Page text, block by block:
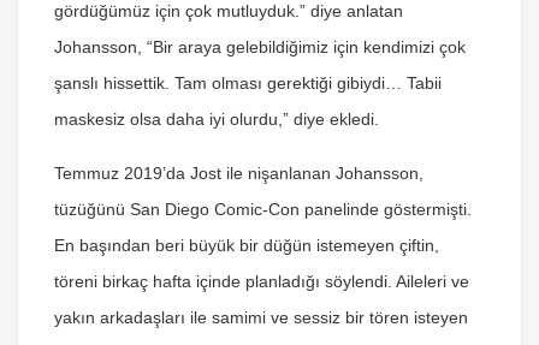
gördüğümüz için çok mutluyduk.” diye anlatan
Johansson, “Bir araya gelebildiğimiz için kendimizi çok
şanslı hissettik. Tam olması gerektiği gibiydi… Tabii
maskesiz olsa daha iyi olurdu,” diye ekledi.
Temmuz 2019’da Jost ile nişanlanan Johansson,
tüzüğünü San Diego Comic-Con panelinde göstermişti.
En başından beri büyük bir düğün istemeyen çiftin,
töreni birkaç hafta içinde planladığı söylendi. Aileleri ve
yakın arkadaşları ile samimi ve sessiz bir tören isteyen